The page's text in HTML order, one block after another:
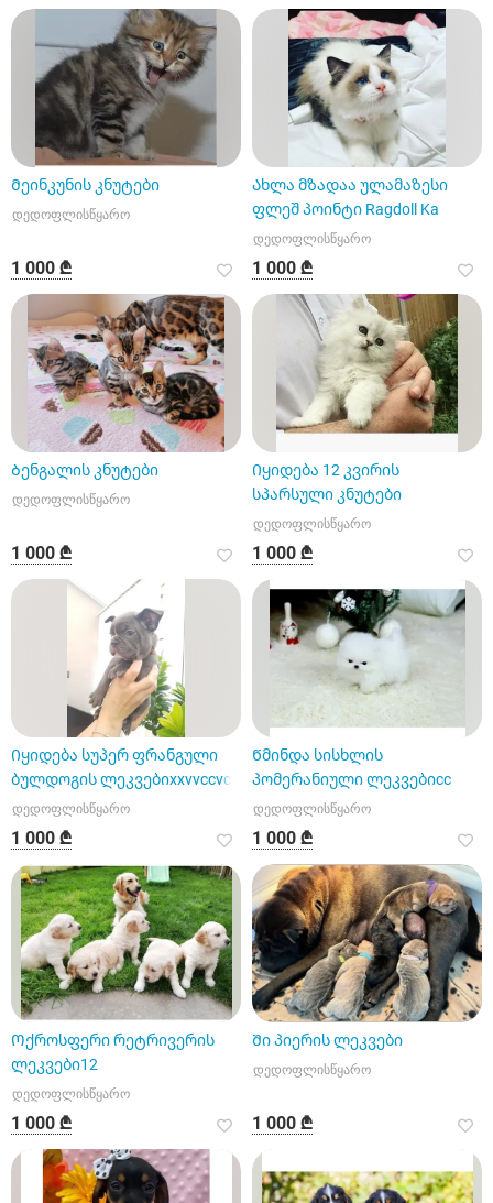
Მეინკუნის კნუტები
დედოფლისწყარო
1 000 ₾
Ახლა მზადაა ულამაზესი
ფლეშ პოინტი Ragdoll Ka
დედოფლისწყარო
1 000 ₾
Ბენგალის კნუტები
დედოფლისწყარო
1 000 ₾
Იყიდება 12 კვირის
სპარსული კნუტები
დედოფლისწყარო
1 000 ₾
Იყიდება სუპერ ფრანგული
ბულდოგის ლეკვებიxxvvccvcv
დედოფლისწყარო
1 000 ₾
Წმინდა სისხლის
პომერანიული ლეკვებიcc
დედოფლისწყარო
1 000 ₾
Ოქროსფერი რეტრივერის
ლეკვები12
დედოფლისწყარო
1 000 ₾
Ში პიერის ლეკვები
დედოფლისწყარო
1 000 ₾